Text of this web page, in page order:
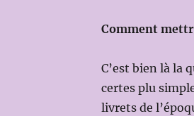
Comment
C’est bien là la
certes plu
livrets de